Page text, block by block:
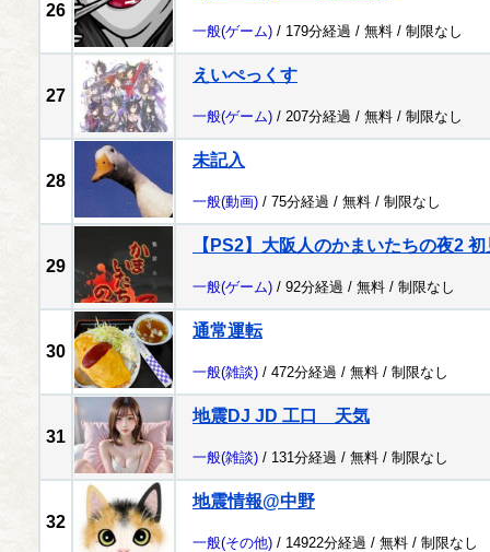
26
一般(ゲーム) / 179分経過 / 無料 / 制限なし
27
えいぺっくす
一般(ゲーム) / 207分経過 / 無料 / 制限なし
28
未記入
一般(動画) / 75分経過 / 無料 / 制限なし
29
【PS2】大阪人のかまいたちの夜2 初
一般(ゲーム) / 92分経過 / 無料 / 制限なし
30
通常運転
一般(雑談) / 472分経過 / 無料 / 制限なし
31
地震DJ JD 工口 天気
一般(雑談) / 131分経過 / 無料 / 制限なし
32
地震情報@中野
一般(その他) / 14922分経過 / 無料 / 制限なし